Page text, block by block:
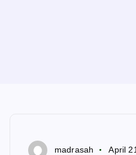
madrasah April